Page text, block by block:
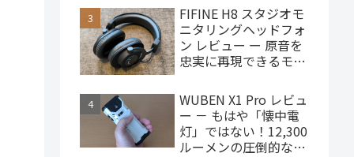
ゲーミングタブレット
FIFINE H8 スタジオモ
ニタリングヘッドフォ
ン レビュー ー 原音を
忠実に再現できるモニ
4,000円台で購入でき
ます
WUBEN X1 Pro レビュ
ー － もはや「懐中電
灯」ではない！12,300
ルーメンの圧倒的な輝